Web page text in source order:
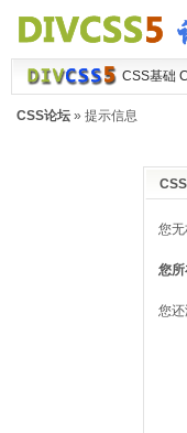
CSS基础
CSS论坛» 提示信息
您
您所
您还